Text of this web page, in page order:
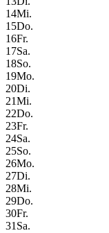
14Mi.
15Do.
16Fr.
17Sa.
18So.
19Mo.
20Di.
21Mi.
22Do.
23Fr.
24Sa.
25So.
26Mo.
27Di.
28Mi.
29Do.
30Fr.
31 Sa.